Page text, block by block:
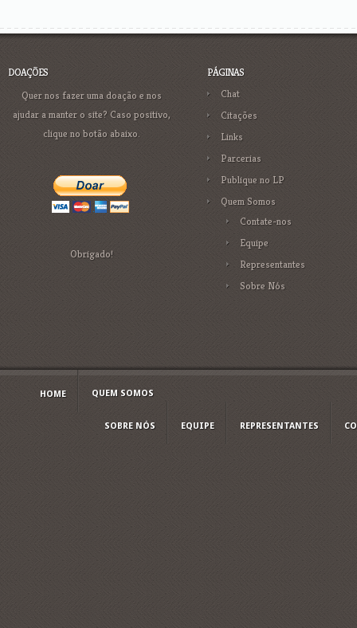
DOAÇÕES
Quer nos fazer uma doação e nos
ajudar a manter o site? Caso positivo,
clique no botão abaixo.
Obrigado!
PÁGINAS
Chat
Citações
Links
Parcerias
Publique no LP
Quem Somos
Contate-nos
Equipe
Representantes
Sobre Nós
HOME QUEM SOMOS
SOBRE NÓS EQUIPE REPRESENTANTES